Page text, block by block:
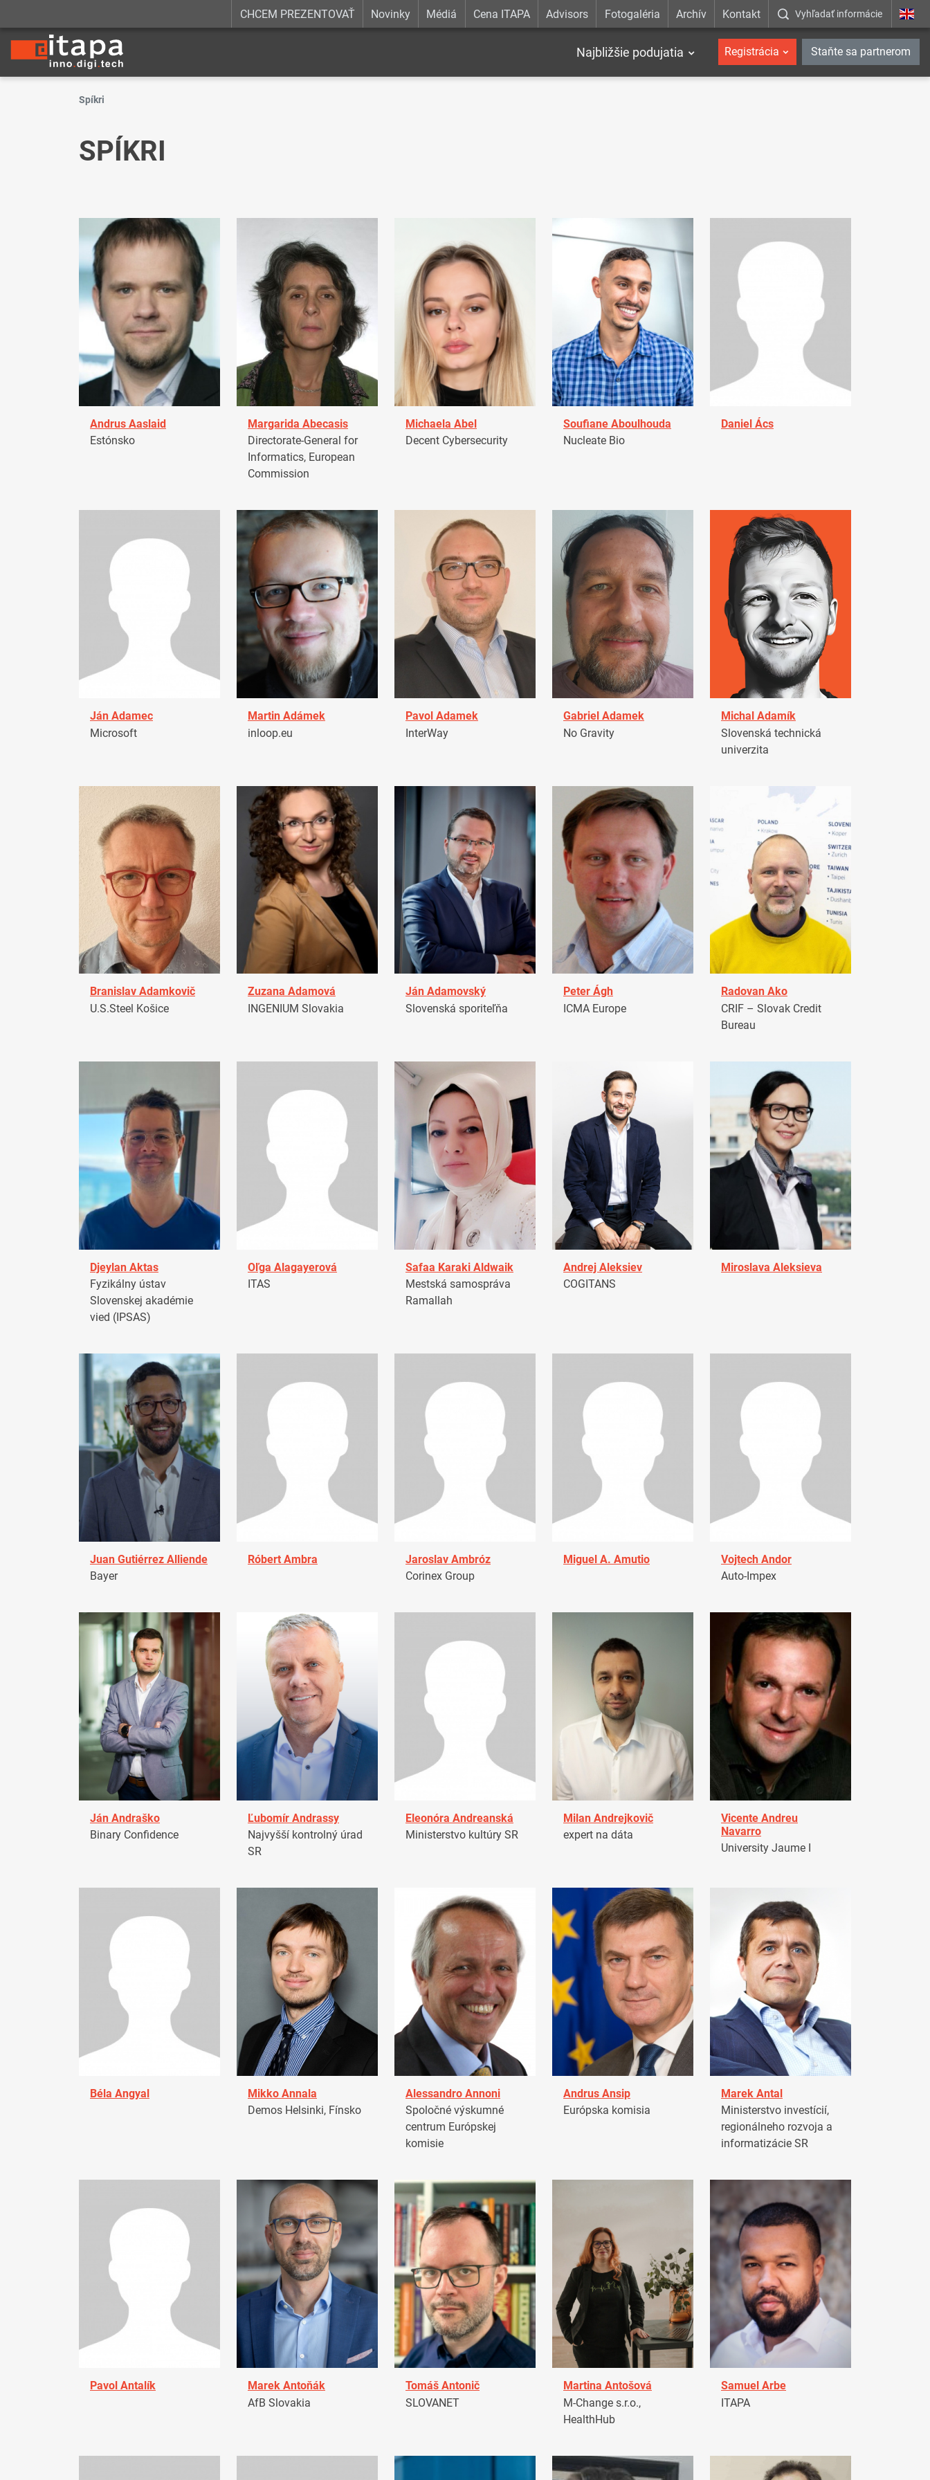
CHCEM PREZENTOVAŤ Novinky Médiá Cena ITAPA Advisors Fotogaléria Archív Kontakt Vyhľadať informácie
Najbližšie podujatia Registrácia Staňte sa partnerom
Spíkri
SPÍKRI
Andrus Aaslaid
Estónsko
Margarida Abecasis
Directorate-General for
Informatics, European
Commission
Michaela Abel
Decent Cybersecurity
Soufiane Aboulhouda
Nucleate Bio
Daniel Ács
Ján Adamec
Microsoft
Martin Adámek
inloop.eu
Pavol Adamek
InterWay
Gabriel Adamek
No Gravity
Michal Adamík
Slovenská technická
univerzita
Branislav Adamkovič
U.S.Steel Košice
Zuzana Adamová
INGENIUM Slovakia
Ján Adamovský
Slovenská sporiteľňa
Peter Ágh
ICMA Europe
Radovan Ako
CRIF – Slovak Credit
Bureau
Djeylan Aktas
Fyzikálny ústav
Slovenskej akadémie
vied (IPSAS)
Oľga Alagayerová
ITAS
Safaa Karaki Aldwaik
Mestská samospráva
Ramallah
Andrej Aleksiev
COGITANS
Miroslava Aleksieva
Juan Gutiérrez Alliende
Bayer
Róbert Ambra
Jaroslav Ambróz
Corinex Group
Miguel A. Amutio
Vojtech Andor
Auto-Impex
Ján Andraško
Binary Confidence
Ľubomír Andrassy
Najvyšší kontrolný úrad
SR
Eleonóra Andreanská
Ministerstvo kultúry SR
Milan Andrejkovič
expert na dáta
Vicente Andreu
Navarro
University Jaume I
Béla Angyal
Mikko Annala
Demos Helsinki, Fínsko
Alessandro Annoni
Spoločné výskumné
centrum Európskej
komisie
Andrus Ansip
Európska komisia
Marek Antal
Ministerstvo investícií,
regionálneho rozvoja a
informatizácie SR
Pavol Antalík
Marek Antoňák
AfB Slovakia
Tomáš Antonič
SLOVANET
Martina Antošová
M-Change s.r.o.,
HealthHub
Samuel Arbe
ITAPA